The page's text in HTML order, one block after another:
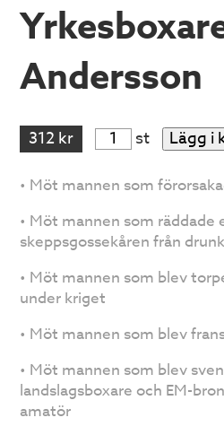
Andersson
312 kr st Lägg i
• Möt mannen som
• Möt mannen som räddade
skeppsgossekåren från
• Möt mannen som blev
under kriget
• Möt mannen som blev
• Möt mannen som blev
landslagsboxare och EM-
amatör